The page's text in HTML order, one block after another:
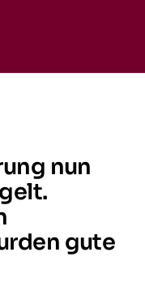
nun
gute